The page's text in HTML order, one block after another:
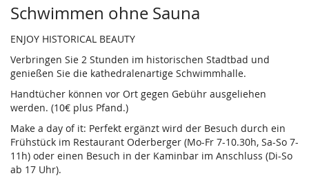
Produkte
Schwimmen ohne Sauna
ENJOY HISTORICAL BEAUTY
Verbringen Sie 2 Stunden im historischen Stadtbad und
genießen Sie die kathedralenartige Schwimmhalle.
Handtücher können vor Ort gegen Gebühr ausgeliehen
werden. (10€ plus Pfand.)
Make a day of it: Perfekt ergänzt wird der Besuch durch ein
Frühstück im Restaurant Oderberger (Mo-Fr 7-10.30h, Sa-So 7-
11h) oder einen Besuch in der Kaminbar im Anschluss (Di-So
ab 17 Uhr).